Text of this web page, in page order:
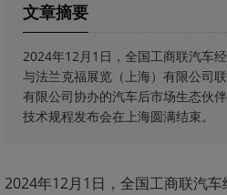
文章摘要
2024年12月1日，全国工商联汽车
与法兰克福展览（上海）有限公司
有限公司协办的汽车后市场生态伙
技术规程发布会在上海圆满结束。
2024年12月1日，全国工商联汽